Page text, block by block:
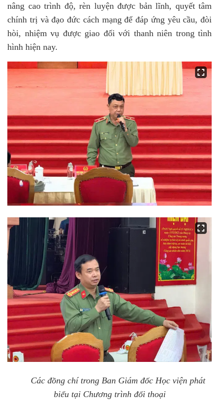
nâng cao trình độ, rèn luyện được bản lĩnh, quyết tâm
chính trị và đạo đức cách mạng để đáp ứng yêu cầu, đòi
hòi, nhiệm vụ được giao đối với thanh niên trong tình
hình hiện nay.
Các đồng chí trong Ban Giám đốc Học viện phát
biểu tại Chương trình đối thoại